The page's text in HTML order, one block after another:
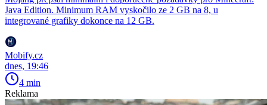
Java Edition. Minimum RAM vyskočilo ze 2 GB na 8, u
integrované grafiky dokonce na 12 GB.
Mobify.cz
dnes, 19:46
4 min
Reklama